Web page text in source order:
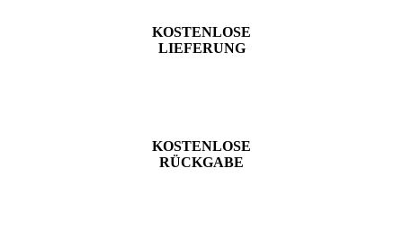
KOSTENLOSE
LIEFERUNG
KOSTENLOSE
RÜCKGABE